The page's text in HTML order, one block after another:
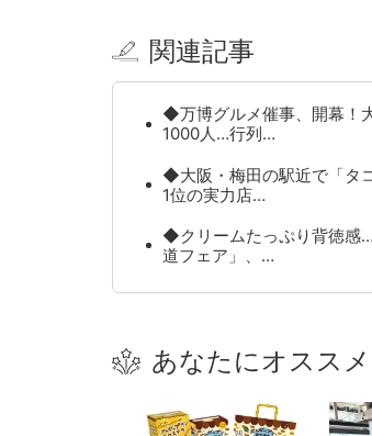
関連記事
◆万博グルメ催事、開幕！
1000人…行列…
◆大阪・梅田の駅近で「タ
1位の実力店…
◆クリームたっぷり背徳感
道フェア」、…
あなたにオススメ